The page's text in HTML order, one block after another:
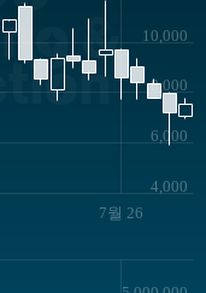
&
7월 26
4,000
6,000
8,000
10,000